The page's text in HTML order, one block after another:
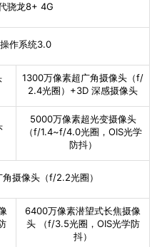
TD/FDD-LTE）,联通3G（WCD
2G（GSM ）,电信2G（CDM
骁龙8+ 4G
作系统3.0
1300万像素超广角摄像头（f/
2.4光圈）+3D 深感摄像头
5000万像素超光变摄像头
（f/1.4~f/4.0光圈，OIS光学
防抖）
摄像头（f/2.2光圈）
6400万像素潜望式长焦摄像
头 （f/3.5光圈，OIS光学防
抖）